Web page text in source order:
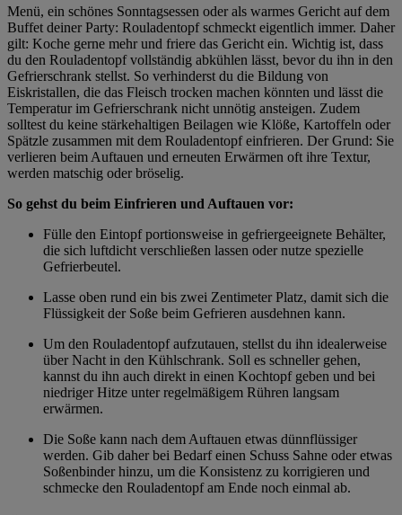
Menü, ein schönes Sonntagsessen oder als warmes Gericht auf dem
Buffet deiner Party: Rouladentopf schmeckt eigentlich immer. Daher
gilt: Koche gerne mehr und friere das Gericht ein. Wichtig ist, dass
du den Rouladentopf vollständig abkühlen lässt, bevor du ihn in den
Gefrierschrank stellst. So verhinderst du die Bildung von
Eiskristallen, die das Fleisch trocken machen könnten und lässt die
Temperatur im Gefrierschrank nicht unnötig ansteigen. Zudem
solltest du keine stärkehaltigen Beilagen wie Klöße, Kartoffeln oder
Spätzle zusammen mit dem Rouladentopf einfrieren. Der Grund: Sie
verlieren beim Auftauen und erneuten Erwärmen oft ihre Textur,
werden matschig oder bröselig.
So gehst du beim Einfrieren und Auftauen vor:
Fülle den Eintopf portionsweise in gefriergeeignete Behälter,
die sich luftdicht verschließen lassen oder nutze spezielle
Gefrierbeutel.
Lasse oben rund ein bis zwei Zentimeter Platz, damit sich die
Flüssigkeit der Soße beim Gefrieren ausdehnen kann.
Um den Rouladentopf aufzutauen, stellst du ihn idealerweise
über Nacht in den Kühlschrank. Soll es schneller gehen,
kannst du ihn auch direkt in einen Kochtopf geben und bei
niedriger Hitze unter regelmäßigem Rühren langsam
erwärmen.
Die Soße kann nach dem Auftauen etwas dünnflüssiger
werden. Gib daher bei Bedarf einen Schuss Sahne oder etwas
Soßenbinder hinzu, um die Konsistenz zu korrigieren und
schmecke den Rouladentopf am Ende noch einmal ab.